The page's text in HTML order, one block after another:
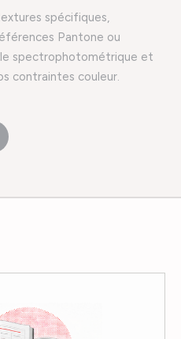
spécifiques,
Pantone ou
spectrophotométrique et
contraintes couleur.